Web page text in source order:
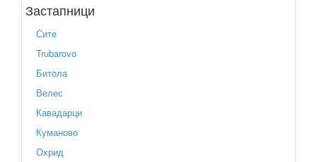
Застапници
Сите
Trubarovo
Битола
Велес
Кавадарци
Куманово
Охрид